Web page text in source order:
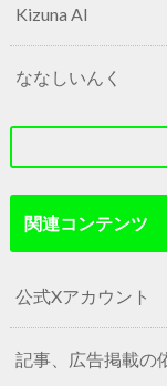
Kizuna AI
ななしいんく
関連コンテンツ
公式Xアカウント
記事、広告掲載の